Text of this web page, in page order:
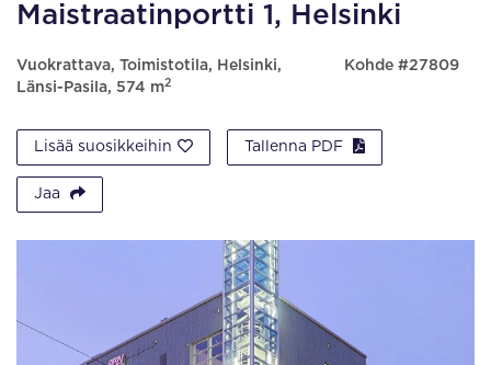
Maistraatinportti 1, Helsinki
Vuokrattava, Toimistotila, Helsinki,
Länsi-Pasila, 574 m2
Kohde #27809
Lisää suosikkeihin Tallenna PDF
Jaa